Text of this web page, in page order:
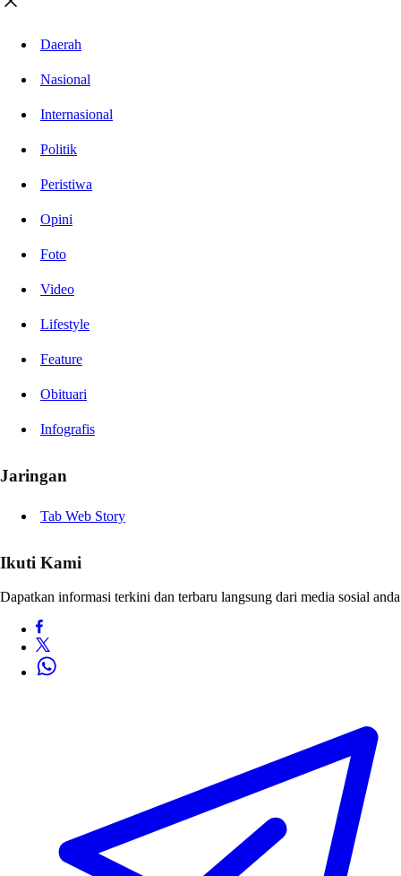
Daerah
Nasional
Internasional
Politik
Peristiwa
Opini
Foto
Video
Lifestyle
Feature
Obituari
Infografis
Jaringan
Tab Web Story
Ikuti Kami
Dapatkan informasi terkini dan terbaru langsung dari media sosial anda